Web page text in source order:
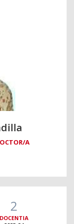
A
2
DOCENTIA